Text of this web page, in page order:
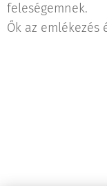
feleségemnek.
Ők az emlékezés